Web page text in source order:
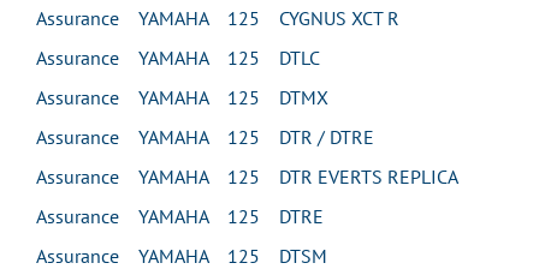
Assurance YAMAHA 125 CYGNUS XCT R
Assurance YAMAHA 125 DTLC
Assurance YAMAHA 125 DTMX
Assurance YAMAHA 125 DTR / DTRE
Assurance YAMAHA 125 DTR EVERTS REPLICA
Assurance YAMAHA 125 DTRE
Assurance YAMAHA 125 DTSM